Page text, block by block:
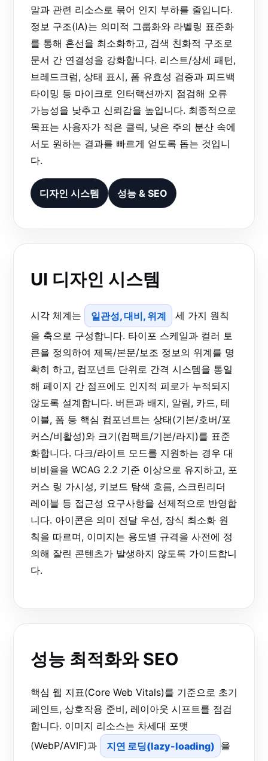
말과 관련 리소스로 묶어 인지 부하를 줄입니다.
정보 구조(IA)는 의미적 그룹화와 라벨링 표준화
를 통해 혼선을 최소화하고, 검색 친화적 구조로
문서 간 연결성을 강화합니다. 리스트/상세 패턴,
브레드크럼, 상태 표시, 폼 유효성 검증과 피드백
타이밍 등 마이크로 인터랙션까지 점검해 오류
가능성을 낮추고 신뢰감을 높입니다. 최종적으로
목표는 사용자가 적은 클릭, 낮은 주의 분산 속에
서도 원하는 결과를 빠르게 얻도록 돕는 것입니
다.
디자인 시스템 성능 & SEO
UI 디자인 시스템
시각 체계는 일관성, 대비, 위계
세 가지 원칙
을 축으로 구성합니다. 타이포 스케일과 컬러 토
큰을 정의하여 제목/본문/보조 정보의 위계를 명
확히 하고, 컴포넌트 단위로 간격 시스템을 통일
해 페이지 간 점프에도 인지적 피로가 누적되지
않도록 설계합니다. 버튼과 배지, 알림, 카드, 테
이블, 폼 등 핵심 컴포넌트는 상태(기본/호버/포
커스/비활성)와 크기(컴팩트/기본/라지)를 표준
화합니다. 다크/라이트 모드를 지원하는 경우 대
비비율을 WCAG 2.2 기준 이상으로 유지하고, 포
커스 링 가시성, 키보드 탐색 흐름, 스크린리더
레이블 등 접근성 요구사항을 선제적으로 반영합
니다. 아이콘은 의미 전달 우선, 장식 최소화 원
칙을 따르며, 이미지는 용도별 규격을 사전에 정
의해 잘린 콘텐츠가 발생하지 않도록 가이드합니
다.
성능 최적화와 SEO
핵심 웹 지표(Core Web Vitals)를 기준으로 초기
페인트, 상호작용 준비, 레이아웃 시프트를 점검
합니다. 이미지 리소스는 차세대 포맷
(WebP/AVIF)과
지연 로딩(lazy-loading) 을